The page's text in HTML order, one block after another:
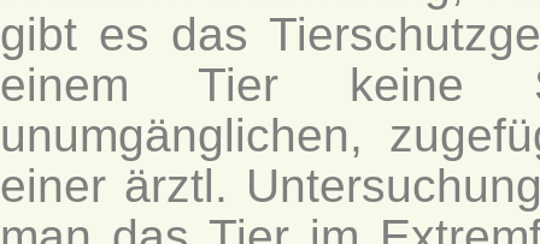
gibt es das
einem Tier keine
unumgänglichen,
einer ärztl.